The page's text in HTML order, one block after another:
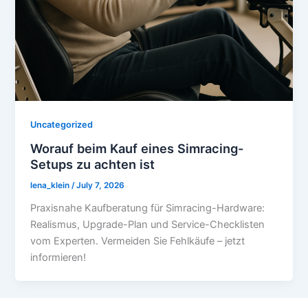
Uncategorized
Worauf beim Kauf eines Simracing-
Setups zu achten ist
lena_klein/July 7, 2026
Praxisnahe Kaufberatung für Simracing-Hardware:
Realismus, Upgrade-Plan und Service-Checklisten
vom Experten. Vermeiden Sie Fehlkäufe – jetzt
informieren!